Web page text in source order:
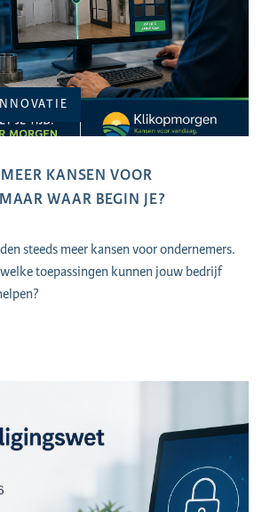
KANSEN VOOR
WAAR BEGIN JE?
steeds meer kansen voor ondernemers.
toepassingen kunnen jouw bedrijf